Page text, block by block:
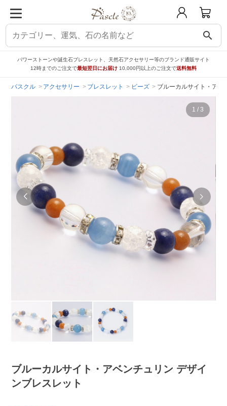
search
パワーストーンや誕生石ブレスレット、天然石アクセサリー等のブランド通販サイト
12時までのご注文で最短翌日にお届け 10,000円以上のご注文で送料無料
パスクル アクセサリー ブレスレット ビーズ ブルーカルサイト・アベ
1 / 3
ブルーカルサイト・アベンチュリン デザイ
ンブレスレット